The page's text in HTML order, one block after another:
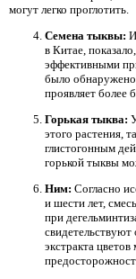
могут легко проглотить.
Семена тыквы:
в Китае,
эффективными
было
проявляет более
Горькая тыква:
этого растения,
глистогонным
горькой тыквы
Ним: Согласно
и шести лет,
при
экстракта